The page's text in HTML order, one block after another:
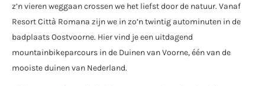
z’n vieren weggaan crossen we het liefst door de natuur. Vanaf
Resort Città Romana zijn we in zo’n twintig autominuten in de
badplaats Oostvoorne. Hier vind je een uitdagend
mountainbikeparcours in de Duinen van Voorne, één van de
mooiste duinen van Nederland.